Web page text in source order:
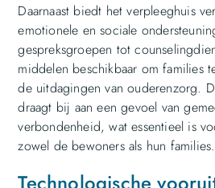
Daarnaast biedt het verpleeghuis
emotionele en sociale
gespreksgroepen tot
middelen beschikbaar om families
de uitdagingen van ouderenzorg.
draagt bij aan een gevoel van
verbondenheid, wat essentieel is
zowel de bewoners als hun families.